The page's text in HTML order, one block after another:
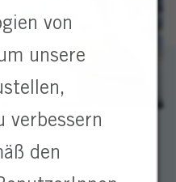
von
unsere
verbessern
den